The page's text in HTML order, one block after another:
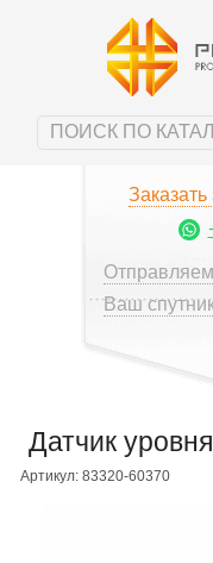
Заказать
Ваш
Датчик
Артикул: 83320-60370